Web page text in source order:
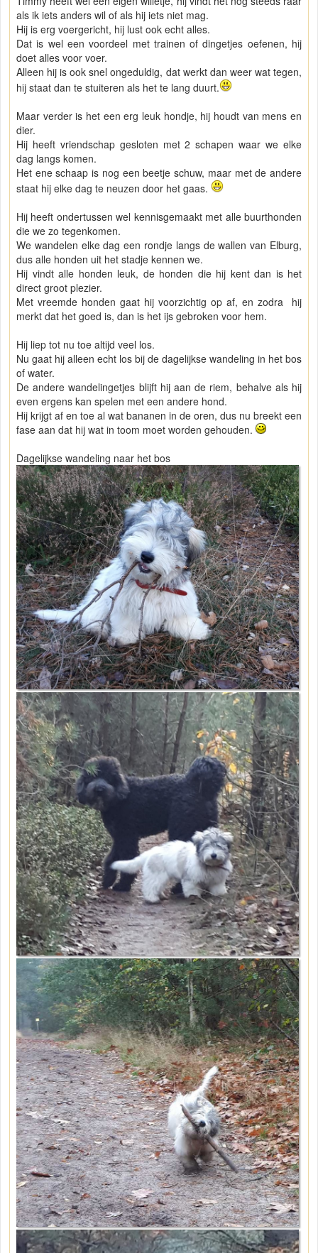
als ik iets anders wil of als hij iets niet mag.
Hij is erg voergericht, hij lust ook echt alles.
Dat is wel een voordeel met trainen of dingetjes oefenen, hij
doet alles voor voer.
Alleen hij is ook snel ongeduldig, dat werkt dan weer wat tegen,
hij staat dan te stuiteren als het te lang duurt.
Maar verder is het een erg leuk hondje, hij houdt van mens en
dier.
Hij heeft vriendschap gesloten met 2 schapen waar we elke
dag langs komen.
Het ene schaap is nog een beetje schuw, maar met de andere
staat hij elke dag te neuzen door het gaas.
Hij heeft ondertussen wel kennisgemaakt met alle buurthonden
die we zo tegenkomen.
We wandelen elke dag een rondje langs de wallen van Elburg,
dus alle honden uit het stadje kennen we.
Hij vindt alle honden leuk, de honden die hij kent dan is het
direct groot plezier.
Met vreemde honden gaat hij voorzichtig op af, en zodra hij
merkt dat het goed is, dan is het ijs gebroken voor hem.
Hij liep tot nu toe altijd veel los.
Nu gaat hij alleen echt los bij de dagelijkse wandeling in het bos
of water.
De andere wandelingetjes blijft hij aan de riem, behalve als hij
even ergens kan spelen met een andere hond.
Hij krijgt af en toe al wat bananen in de oren, dus nu breekt een
fase aan dat hij wat in toom moet worden gehouden.
Dagelijkse wandeling naar het bos